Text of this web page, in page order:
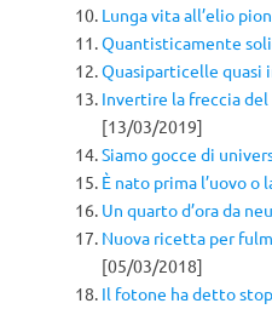
Lunga vita all’elio
Quantisticamente
Quasiparticelle quasi
Invertire la freccia
[13/03/2019]
Siamo gocce di
È nato prima l’uovo o
Un quarto d’ora da
Nuova ricetta per
[05/03/2018]
Il fotone ha detto stop